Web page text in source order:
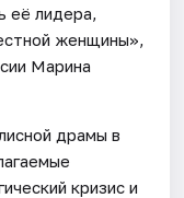
её лидера,
женщины»,
Марина
драмы в
кризис и